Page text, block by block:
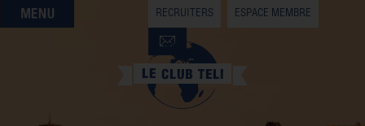
QUI SOMMES-NOUS
QUE CHERCHEZ-VOUS ?
RECRUITERS ESPACE MEMBRE